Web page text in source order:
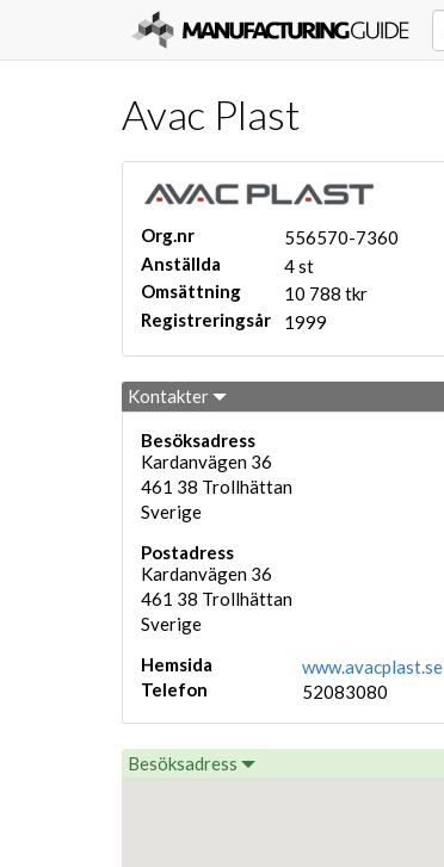
Avac Plast
Org.nr
556570-7360
Anställda
4 st
Omsättning
10 788 tkr
Registreringsår
1999
Kontakter
Besöksadress
Kardanvägen 36
461 38 Trollhättan
Sverige
Postadress
Kardanvägen 36
461 38 Trollhättan
Sverige
Hemsida
www.avacplast.se
Telefon
52083080
Besöksadress